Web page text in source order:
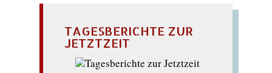
TAGESBERICHTE ZUR
JETZTZEIT